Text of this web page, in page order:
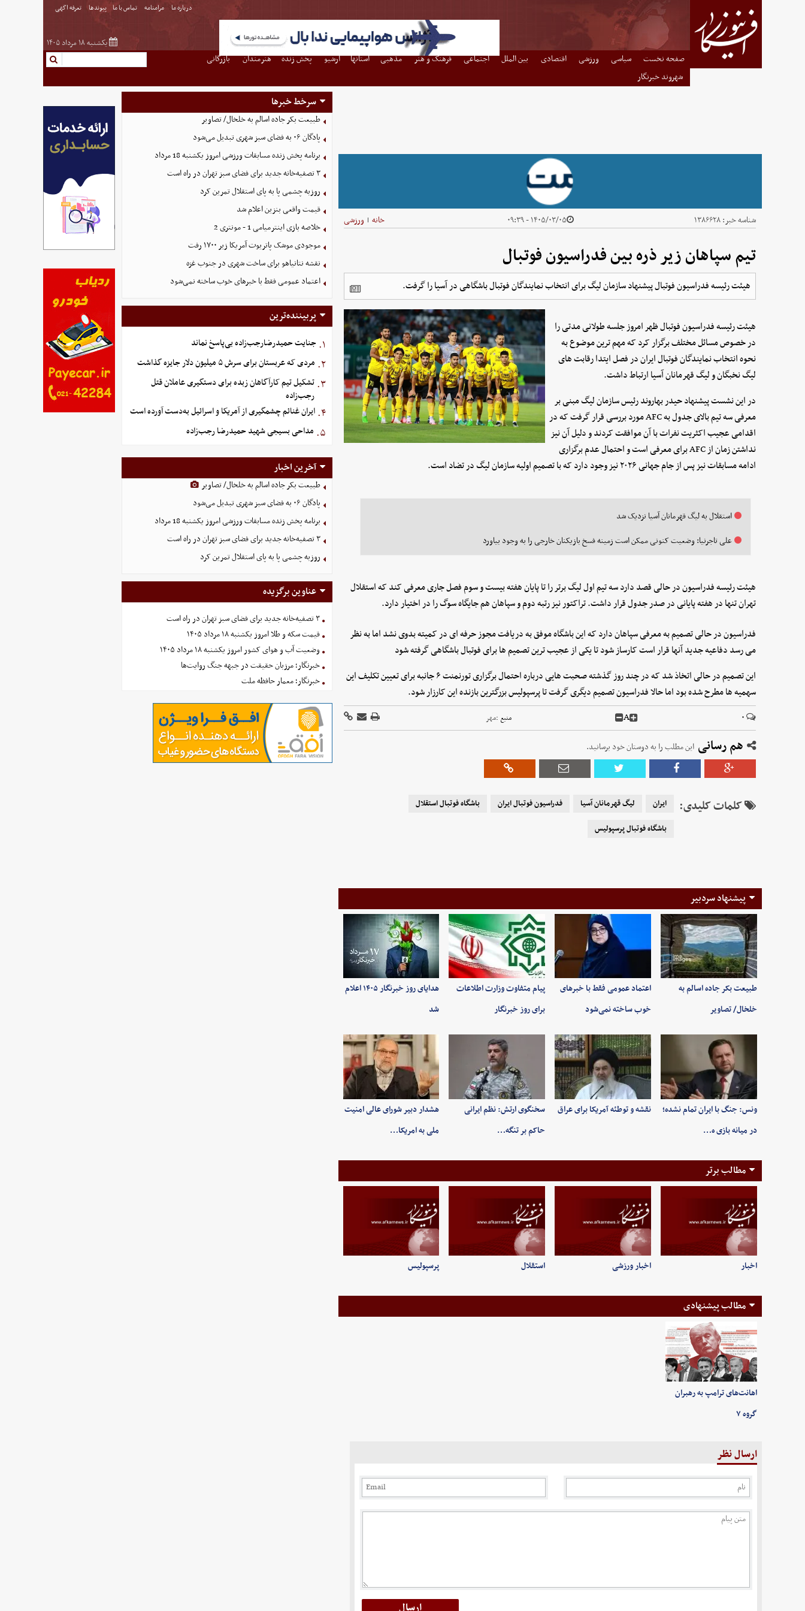
درباره ما مرامنامه تماس با ما پیوندها تعرفه اگهی
یکشنبه ۱۸ مرداد ۱۴۰۵
صفحه نخست سیاسی ورزشی اقتصادی بین الملل اجتماعی فرهنگ و هنر مذهبی استانها آرشیو پخش زنده هنرمندان
بازرگانی
شهروند خبرنگار
شناسه خبر:۱۳۸۶۶۲۸ ۱۴۰۵/۰۳/۰۵ - ۰۹:۳۹ خانه | ورزشی
تیم سپاهان زیر ذره بین فدراسیون فوتبال
هیئت رئیسه فدراسیون فوتبال پیشنهاد سازمان لیگ برای انتخاب نمایندگان فوتبال باشگاهی در آسیا را گرفت.
هیئت رئیسه فدراسیون فوتبال ظهر امروز جلسه طولانی مدتی را
در خصوص مسائل مختلف برگزار کرد که مهم ترین موضوع به
نحوه انتخاب نمایندگان فوتبال ایران در فصل ایتدا رقابت های
لیگ نخبگان و لیگ قهرمانان آسیا ارتباط داشت.
در این نشست پیشنهاد حیدر بهاروند رئیس سازمان لیگ مبنی بر
معرفی سه تیم بالای جدول به AFC مورد بررسی قرار گرفت که در
اقدامی عجیب اکثریت نفرات با آن موافقت کردند و دلیل آن نیز
نداشتن زمان از AFC برای معرفی است و احتمال عدم برگزاری
ادامه مسابقات نیز پس از جام جهانی ۲۰۲۶ نیز وجود دارد که با تصمیم اولیه سازمان لیگ در تضاد است.
استقلال به لیگ قهرمانان آسیا نزدیک شد
علی تاجرنیا: وضعیت کنونی ممکن است زمینه فسخ بازیکنان خارجی را به وجود بیاورد
هیئت رئیسه فدراسیون در حالی قصد دارد سه تیم اول لیگ برتر را تا پایان هفته بیست و سوم فصل جاری معرفی کند که استقلال
تهران تنها در هفته پایانی در صدر جدول قرار داشت. تراکتور نیز رتبه دوم و سپاهان هم جایگاه سوگ را در اختیار دارد.
فدراسیون در حالی تصمیم به معرفی سپاهان دارد که این باشگاه موفق به دریافت مجوز حرفه ای در کمیته بدوی نشد اما به نظر
می رسد دفاعیه جدید آنها قرار است کارساز شود تا یکی از عجیب ترین تصمیم ها برای فوتبال باشگاهی گرفته شود
این تصمیم در حالی اتخاذ شد که در چند روز گذشته صحبت هایی درباره احتمال برگزاری تورنمنت ۶ جانبه برای تعیین تکلیف این
سهمیه ها مطرح شده بود اما حالا فدراسیون تصمیم دیگری گرفت تا پرسپولیس بزرگترین بازنده این کارزار شود.
۰ A منبع :مهر
هم رسانی این مطلب را به دوستان خود برسانید.
کلمات کلیدی: ایران لیگ قهرمانان آسیا فدراسیون فوتبال ایران
باشگاه فوتبال استقلال
باشگاه فوتبال پرسپولیس
پیشنهاد سردبیر
طبیعت بکر جاده اسالم به
خلخال/ تصاویر
اعتماد عمومی فقط با خبرهای
خوب ساخته نمی‌شود
پیام متفاوت وزارت اطلاعات
برای روز خبرنگار
هدایای روز خبرنگار ۱۴۰۵ اعلام
شد
ونس: جنگ با ایران تمام نشده؛
در میانه بازی ه…
نقشه و توطئه آمریکا برای عراق
سخنگوی ارتش: نظم ایرانی
حاکم بر تنگه…
هشدار دبیر شورای عالی امنیت
ملی به امریکا…
مطالب برتر
اخبار اخبار ورزشی استقلال پرسپولیس
مطالب پیشنهادی
اهانت‌های ترامپ به رهبران
گروه ۷
ارسال نظر
سرخط خبرها
طبیعت بکر جاده اسالم به خلخال/ تصاویر
پادگان ۰۶ به فضای سبز شهری تبدیل می‌شود
برنامه پخش زنده مسابقات ورزشی امروز یکشنبه 18 مرداد
۳ تصفیه‌خانه جدید برای فضای سبز تهران در راه است
روزبه چشمی پا به پای استقلال تمرین کرد
قیمت واقعی بنزین اعلام شد
خلاصه بازی اینترمیامی 1 - مونتری 2
موجودی موشک پاتریوت آمریکا زیر ۱۷۰۰ رفت
نقشه نتانیاهو برای ساخت شهری در جنوب غزه
اعتماد عمومی فقط با خبرهای خوب ساخته نمی‌شود
پربیننده‌ترین
۱. جنایت حمیدرضارجب‌زاده بی‌پاسخ نماند
۲. مردی که عربستان برای سرش ۵ میلیون دلار جایزه گذاشت
۳. تشکیل تیم کارآگاهان زبده برای دستگیری عاملان قتل
رجب‌زاده
۴. ایران غنائم چشمگیری از آمریکا و اسرائیل به‌دست آورده است
۵. مداحی بسیجی شهید حمیدرضا رجب‌زاده
آخرین اخبار
طبیعت بکر جاده اسالم به خلخال/ تصاویر
پادگان ۰۶ به فضای سبز شهری تبدیل می‌شود
برنامه پخش زنده مسابقات ورزشی امروز یکشنبه 18 مرداد
۳ تصفیه‌خانه جدید برای فضای سبز تهران در راه است
روزبه چشمی پا به پای استقلال تمرین کرد
عناوین برگزیده
۳ تصفیه‌خانه جدید برای فضای سبز تهران در راه است
قیمت سکه و طلا امروز یکشنبه ۱۸ مرداد ۱۴۰۵
وضعیت آب و هوای کشور امروز یکشنبه ۱۸ مرداد ۱۴۰۵
خبرنگار؛ مرزبان حقیقت در جبهه جنگ روایت‌ها
خبرنگار؛ معمار حافظه ملت